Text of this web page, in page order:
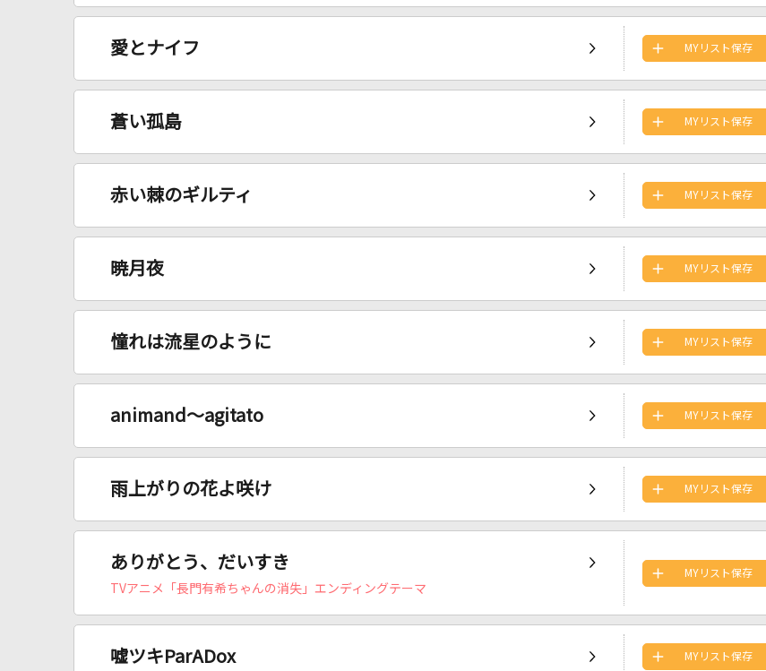
愛とナイフ MYリスト保存
蒼い孤島 MYリスト保存
赤い棘のギルティ MYリスト保存
暁月夜 MYリスト保存
憧れは流星のように MYリスト保存
animand～agitato MYリスト保存
雨上がりの花よ咲け MYリスト保存
ありがとう、だいすき
TVアニメ「長門有希ちゃんの消失」エンディングテーマ
MYリスト保存
嘘ツキParADox MYリスト保存